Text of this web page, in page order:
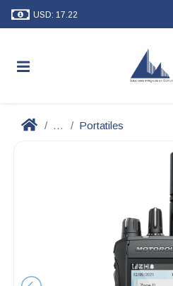
USD: 17.22
... Portatiles